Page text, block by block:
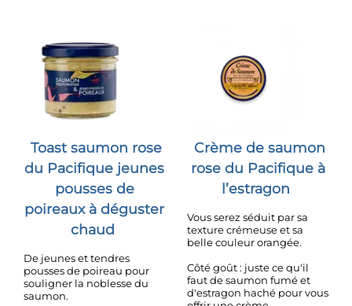
Toast saumon rose
du Pacifique jeunes
pousses de
poireaux à déguster
chaud
De jeunes et tendres
pousses de poireau pour
souligner la noblesse du
saumon.
Crème de saumon
rose du Pacifique à
l’estragon
Vous serez séduit par sa
texture crémeuse et sa
belle couleur orangée.
Côté goût : juste ce qu'il
faut de saumon fumé et
d'estragon haché pour vous